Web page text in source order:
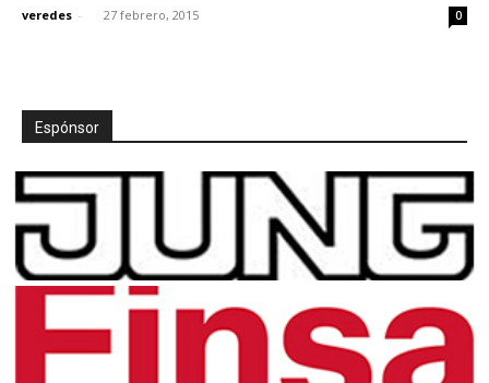
veredes - 27 febrero, 2015 0
Espónsor